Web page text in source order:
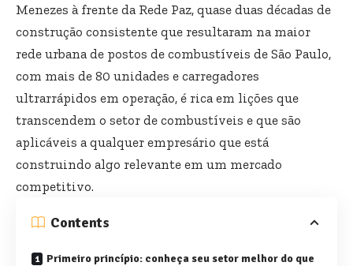
Menezes à frente da Rede Paz, quase duas décadas de
construção consistente que resultaram na maior
rede urbana de postos de combustíveis de São Paulo,
com mais de 80 unidades e carregadores
ultrarrápidos em operação, é rica em lições que
transcendem o setor de combustíveis e que são
aplicáveis a qualquer empresário que está
construindo algo relevante em um mercado
competitivo.
Contents
Primeiro princípio: conheça seu setor melhor do que